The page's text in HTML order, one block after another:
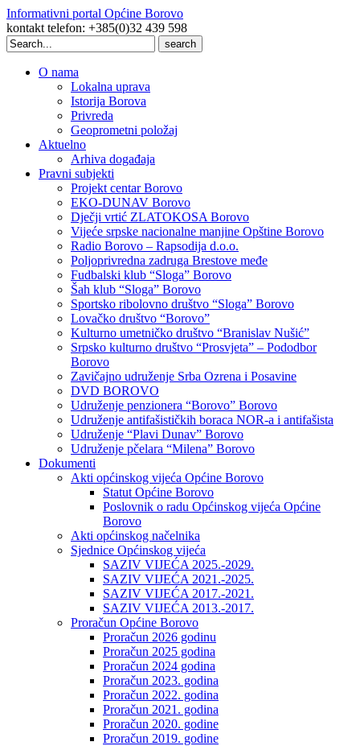
Informativni portal Općine Borovo
kontakt telefon: +385(0)32 439 598
Search
for:
O nama
Lokalna uprava
Istorija Borova
Privreda
Geoprometni položaj
Aktuelno
Arhiva događaja
Pravni subjekti
Projekt centar Borovo
EKO-DUNAV Borovo
Dječji vrtić ZLATOKOSA Borovo
Vijeće srpske nacionalne manjine Opštine Borovo
Radio Borovo – Rapsodija d.o.o.
Poljoprivredna zadruga Brestove međe
Fudbalski klub “Sloga” Borovo
Šah klub “Sloga” Borovo
Sportsko ribolovno društvo “Sloga” Borovo
Lovačko društvo “Borovo”
Kulturno umetničko društvo “Branislav Nušić”
Srpsko kulturno društvo “Prosvjeta” – Pododbor
Borovo
Zavičajno udruženje Srba Ozrena i Posavine
DVD BOROVO
Udruženje penzionera “Borovo” Borovo
Udruženje antifašističkih boraca NOR-a i antifašista
Udruženje “Plavi Dunav” Borovo
Udruženje pčelara “Milena” Borovo
Dokumenti
Akti općinskog vijeća Općine Borovo
Statut Općine Borovo
Poslovnik o radu Općinskog vijeća Općine
Borovo
Akti općinskog načelnika
Sjednice Općinskog vijeća
SAZIV VIJEĆA 2025.-2029.
SAZIV VIJEĆA 2021.-2025.
SAZIV VIJEĆA 2017.-2021.
SAZIV VIJEĆA 2013.-2017.
Proračun Općine Borovo
Proračun 2026 godinu
Proračun 2025 godina
Proračun 2024 godina
Proračun 2023. godina
Proračun 2022. godina
Proračun 2021. godina
Proračun 2020. godine
Proračun 2019. godine